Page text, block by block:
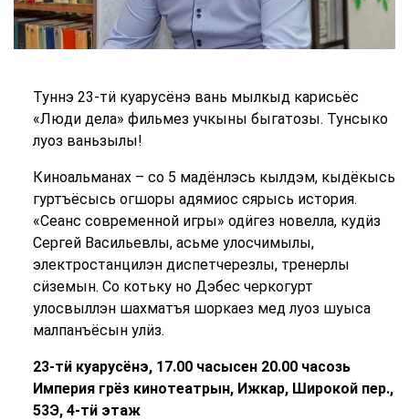
Туннэ 23-тӥкуарусёнэ вань мылкыд карисьёс
«Люди дела» фильмез учкыны быгатозы. Тунсыко
луоз ваньзылы!
Киноальманах – со 5 мадёнлэсь кылдэм, кыдёкысь
гуртъёсысь огшоры адямиос сярысь история.
«Сеанс современной игры» одӥгез новелла, кудӥз
Сергей Васильевлы, асьме улосчимылы,
электростанцилэн диспетчерезлы, тренерлы
сӥземын. Со котьку но Дэбес черкогурт
улосвыллэн шахматъя шоркаез мед луоз шуыса
малпанъёсын улӥз.
23-тӥкуарусёнэ, 17.00 часысен 20.00 часозь
Империя грёз кинотеатрын, Ижкар, Широкой пер.,
53Э, 4-тӥ этаж